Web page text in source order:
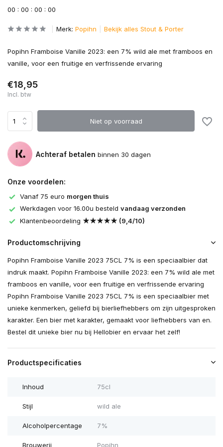
00 : 00 : 00 : 00
Merk: Popihn Bekijk alles Stout & Porter
Popihn Framboise Vanille 2023: een 7% wild ale met framboos en
vanille, voor een fruitige en verfrissende ervaring
€18,95
Incl. btw
Niet op voorraad
Achteraf betalen binnen 30 dagen
Onze voordelen:
Vanaf 75 euro morgen thuis
Werkdagen voor 16.00u besteld vandaag verzonden
Klantenbeoordeling ★★★★★ (9,4/10)
Productomschrijving
Popihn Framboise Vanille 2023 75CL 7% is een speciaalbier dat
indruk maakt. Popihn Framboise Vanille 2023: een 7% wild ale met
framboos en vanille, voor een fruitige en verfrissende ervaring
Popihn Framboise Vanille 2023 75CL 7% is een speciaalbier met
unieke kenmerken, geliefd bij bierliefhebbers om zijn uitgesproken
karakter. Een bier met karakter, gemaakt voor liefhebbers van en.
Bestel dit unieke bier nu bij Hellobier en ervaar het zelf!
Productspecificaties
Inhoud 75cl
Stijl wild ale
Alcoholpercentage 7%
Brouwerij Popihn